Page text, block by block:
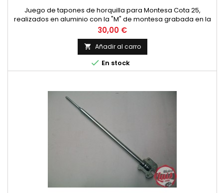
Juego de tapones de horquilla para Montesa Cota 25,
realizados en aluminio con la "M" de montesa grabada en la
parte superior. Precio por pareja.
Precio
30,00 €
 Añadir al carro
 En stock